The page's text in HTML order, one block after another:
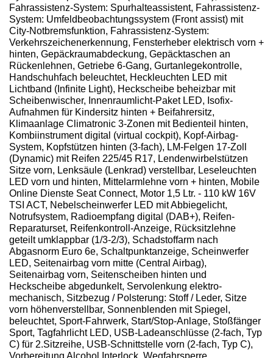
Fahrassistenz-System: Spurhalteassistent, Fahrassistenz-
System: Umfeldbeobachtungssystem (Front assist) mit
City-Notbremsfunktion, Fahrassistenz-System:
Verkehrszeichenerkennung, Fensterheber elektrisch vorn +
hinten, Gepäckraumabdeckung, Gepäcktaschen an
Rückenlehnen, Getriebe 6-Gang, Gurtanlegekontrolle,
Handschuhfach beleuchtet, Heckleuchten LED mit
Lichtband (Infinite Light), Heckscheibe beheizbar mit
Scheibenwischer, Innenraumlicht-Paket LED, Isofix-
Aufnahmen für Kindersitz hinten + Beifahrersitz,
Klimaanlage Climatronic 3-Zonen mit Bedienteil hinten,
Kombiinstrument digital (virtual cockpit), Kopf-Airbag-
System, Kopfstützen hinten (3-fach), LM-Felgen 17-Zoll
(Dynamic) mit Reifen 225/45 R17, Lendenwirbelstützen
Sitze vorn, Lenksäule (Lenkrad) verstellbar, Leseleuchten
LED vorn und hinten, Mittelarmlehne vorn + hinten, Mobile
Online Dienste Seat Connect, Motor 1,5 Ltr. - 110 kW 16V
TSI ACT, Nebelscheinwerfer LED mit Abbiegelicht,
Notrufsystem, Radioempfang digital (DAB+), Reifen-
Reparaturset, Reifenkontroll-Anzeige, Rücksitzlehne
geteilt umklappbar (1/3-2/3), Schadstoffarm nach
Abgasnorm Euro 6e, Schaltpunktanzeige, Scheinwerfer
LED, Seitenairbag vorn mitte (Central Airbag),
Seitenairbag vorn, Seitenscheiben hinten und
Heckscheibe abgedunkelt, Servolenkung elektro-
mechanisch, Sitzbezug / Polsterung: Stoff / Leder, Sitze
vorn höhenverstellbar, Sonnenblenden mit Spiegel,
beleuchtet, Sport-Fahrwerk, Start/Stop-Anlage, Stoßfänger
Sport, Tagfahrlicht LED, USB-Ladeanschlüsse (2-fach, Typ
C) für 2.Sitzreihe, USB-Schnittstelle vorn (2-fach, Typ C),
Vorbereitung Alcohol Interlock, Wegfahrsperre